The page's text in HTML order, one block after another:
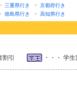
三重県行き
京都府行き
徳島県行き 高知県行き
者割引
・・・ 学生